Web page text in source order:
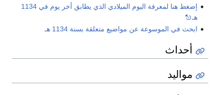
إضغط هنا لمعرفة اليوم الميلادي الذي يطابق أخر يوم في 1134
هـ
ابحث في الموسوعة عن مواضيع متعلقة بسنة 1134 هـ
أحداث
مواليد